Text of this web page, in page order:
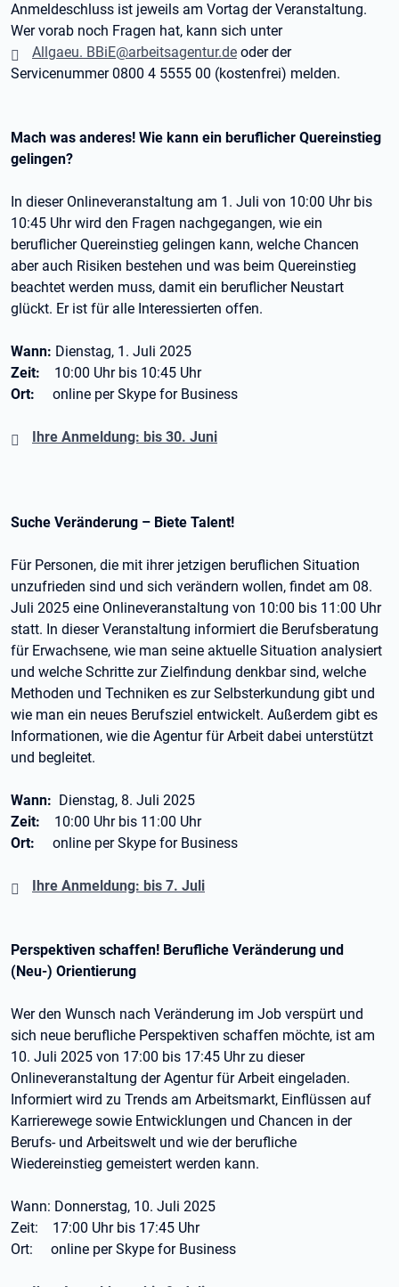
Anmeldeschluss ist jeweils am Vortag der Veranstaltung.
Wer vorab noch Fragen hat, kann sich unter
Allgaeu. BBiE@arbeitsagentur.de oder der
Servicenummer 0800 4 5555 00 (kostenfrei) melden.
Mach was anderes! Wie kann ein beruflicher Quereinstieg
gelingen?
In dieser Onlineveranstaltung am 1. Juli von 10:00 Uhr bis
10:45 Uhr wird den Fragen nachgegangen, wie ein
beruflicher Quereinstieg gelingen kann, welche Chancen
aber auch Risiken bestehen und was beim Quereinstieg
beachtet werden muss, damit ein beruflicher Neustart
glückt. Er ist für alle Interessierten offen.
Wann: Dienstag, 1. Juli 2025
Zeit: 10:00 Uhr bis 10:45 Uhr
Ort: online per Skype for Business
Ihre Anmeldung: bis 30. Juni
Suche Veränderung – Biete Talent!
Für Personen, die mit ihrer jetzigen beruflichen Situation
unzufrieden sind und sich verändern wollen, findet am 08.
Juli 2025 eine Onlineveranstaltung von 10:00 bis 11:00 Uhr
statt. In dieser Veranstaltung informiert die Berufsberatung
für Erwachsene, wie man seine aktuelle Situation analysiert
und welche Schritte zur Zielfindung denkbar sind, welche
Methoden und Techniken es zur Selbsterkundung gibt und
wie man ein neues Berufsziel entwickelt. Außerdem gibt es
Informationen, wie die Agentur für Arbeit dabei unterstützt
und begleitet.
Wann: Dienstag, 8. Juli 2025
Zeit: 10:00 Uhr bis 11:00 Uhr
Ort: online per Skype for Business
Ihre Anmeldung: bis 7. Juli
Perspektiven schaffen! Berufliche Veränderung und
(Neu-) Orientierung
Wer den Wunsch nach Veränderung im Job verspürt und
sich neue berufliche Perspektiven schaffen möchte, ist am
10. Juli 2025 von 17:00 bis 17:45 Uhr zu dieser
Onlineveranstaltung der Agentur für Arbeit eingeladen.
Informiert wird zu Trends am Arbeitsmarkt, Einflüssen auf
Karrierewege sowie Entwicklungen und Chancen in der
Berufs- und Arbeitswelt und wie der berufliche
Wiedereinstieg gemeistert werden kann.
Wann: Donnerstag, 10. Juli 2025
Zeit: 17:00 Uhr bis 17:45 Uhr
Ort: online per Skype for Business